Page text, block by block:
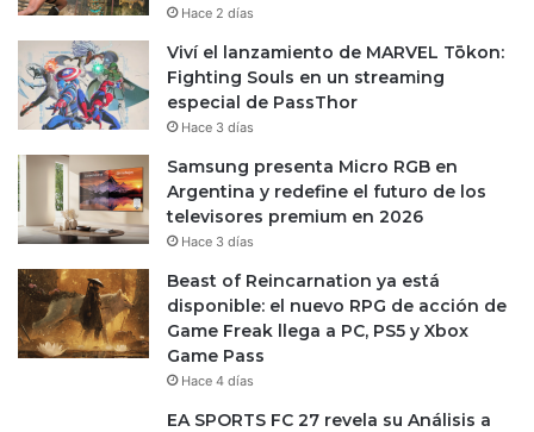
Hace 2 días
Viví el lanzamiento de MARVEL Tōkon:
Fighting Souls en un streaming
especial de PassThor
Hace 3 días
Samsung presenta Micro RGB en
Argentina y redefine el futuro de los
televisores premium en 2026
Hace 3 días
Beast of Reincarnation ya está
disponible: el nuevo RPG de acción de
Game Freak llega a PC, PS5 y Xbox
Game Pass
Hace 4 días
EA SPORTS FC 27 revela su Análisis a